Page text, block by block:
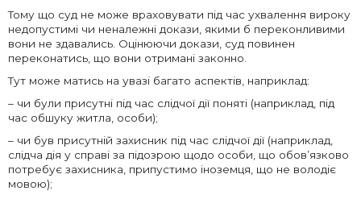
Тому що суд не може враховувати під час ухвалення вироку
недопустимі чи неналежні докази, якими б переконливими
вони не здавались. Оцінюючи докази, суд повинен
переконатись, що вони отримані законно.
Тут може матись на увазі багато аспектів, наприклад:
– чи були присутні під час слідчої дії поняті (наприклад, під
час обшуку житла, особи);
– чи був присутній захисник під час слідчої дії (наприклад,
слідча дія у справі за підозрою щодо особи, що обов’язково
потребує захисника, припустимо іноземця, що не володіє
мовою);